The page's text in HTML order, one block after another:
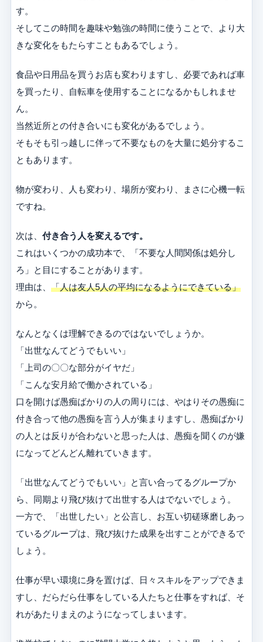
す。
そしてこの時間を趣味や勉強の時間に使うことで、より大
きな変化をもたらすこともあるでしょう。
食品や日用品を買うお店も変わりますし、必要であれば車
を買ったり、自転車を使用することになるかもしれませ
ん。
当然近所との付き合いにも変化があるでしょう。
そもそも引っ越しに伴って不要なものを大量に処分するこ
ともあります。
物が変わり、人も変わり、場所が変わり、まさに心機一転
ですね。
次は、 付き合う人を変えるです。
これはいくつかの成功本で、「不要な人間関係は処分し
ろ」と目にすることがあります。
理由は、 「人は友人5人の平均になるようにできている」
から。
なんとなくは理解できるのではないでしょうか。
「出世なんてどうでもいい」
「上司の〇〇な部分がイヤだ」
「こんな安月給で働かされている」
口を開けば愚痴ばかりの人の周りには、やはりその愚痴に
付き合って他の愚痴を言う人が集まりますし、愚痴ばかり
の人とは反りが合わないと思った人は、愚痴を聞くのが嫌
になってどんどん離れていきます。
「出世なんてどうでもいい」と言い合ってるグループか
ら、同期より飛び抜けて出世する人はでないでしょう。
一方で、「出世したい」と公言し、お互い切磋琢磨しあっ
ているグループは、飛び抜けた成果を出すことができるで
しょう。
仕事が早い環境に身を置けば、日々スキルをアップできま
すし、だらだら仕事をしている人たちと仕事をすれば、そ
れがあたりまえのようになってしまいます。